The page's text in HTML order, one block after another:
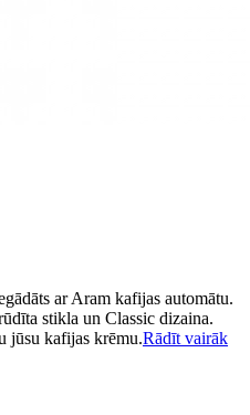
ar Aram kafijas automātu.
stikla un Classic dizaina.
jūsu kafijas krēmu.Rādīt vairāk